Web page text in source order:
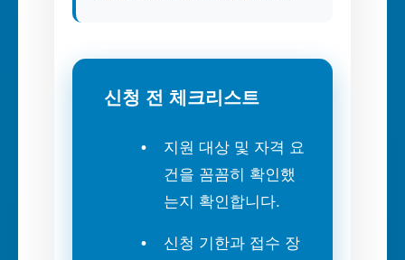
신청 전 체크리스트
지원 대상 및 자격 요
건을 꼼꼼히 확인했
는지 확인합니다.
신청 기한과 접수 장